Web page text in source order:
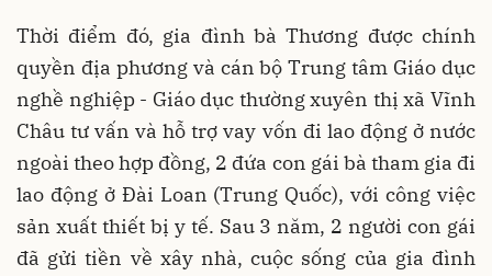
Thời điểm đó, gia đình bà Thương được chính
quyền địa phương và cán bộ Trung tâm Giáo dục
nghề nghiệp - Giáo dục thường xuyên thị xã Vĩnh
Châu tư vấn và hỗ trợ vay vốn đi lao động ở nước
ngoài theo hợp đồng, 2 đứa con gái bà tham gia đi
lao động ở Đài Loan (Trung Quốc), với công việc
sản xuất thiết bị y tế. Sau 3 năm, 2 người con gái
đã gửi tiền về xây nhà, cuộc sống của gia đình